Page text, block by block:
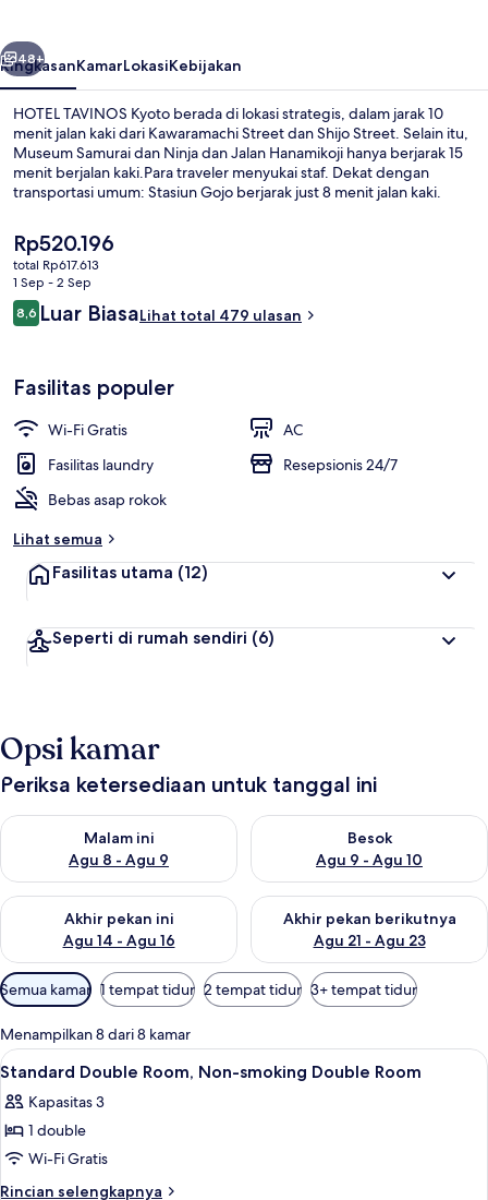
Berikutnya
48+
RingkasanKamarLokasiKebijakan
HOTEL TAVINOS Kyoto berada di lokasi strategis, dalam jarak 10
menit jalan kaki dari Kawaramachi Street dan Shijo Street. Selain itu,
Museum Samurai dan Ninja dan Jalan Hanamikoji hanya berjarak 15
menit berjalan kaki.Para traveler menyukai staf. Dekat dengan
transportasi umum: Stasiun Gojo berjarak just 8 menit jalan kaki.
Harga
saat
ini
Rp520.196
Rp520.196
total Rp617.613
1 Sep - 2 Sep
Ulasan
8,68,6 dari 10
Luar BiasaLihat total 479 ulasan
Fasilitas populer
Wi-Fi Gratis
AC
Fasilitas laundry
Resepsionis 24/7
Bebas asap rokok
Lihat semua
Fasilitas utama (12)
Seperti di rumah sendiri (6)
Opsi kamar
Periksa ketersediaan untuk tanggal ini
Malam ini
Agu 8 - Agu 9
Periksa ketersediaan untuk malam ini Agu 8 - Agu 9
Besok
Agu 9 - Agu 10
Periksa ketersediaan untuk
Akhir pekan ini
Agu 14 - Agu 16
Periksa ketersediaan untuk akhir pekan ini Agu 14 - Agu 16
Akhir pekan berikutnya
Agu 21 - Agu 23
Periksa ketersediaan untuk
Filter
tersedia
untuk
kamar
Semua kamar 1 tempat tidur 2 tempat tidur 3+ tempat tidur
Menampilkan 8 dari 8 kamar
Lihat
semua
foto
untuk
Standard
Double
Setrika/meja setrika, Wi-Fi gratis,
2
Standard Double Room, Non-smoking Double Room
Kapasitas 3
1 double
Wi-Fi Gratis
Rincian selengkapnya
Rincian